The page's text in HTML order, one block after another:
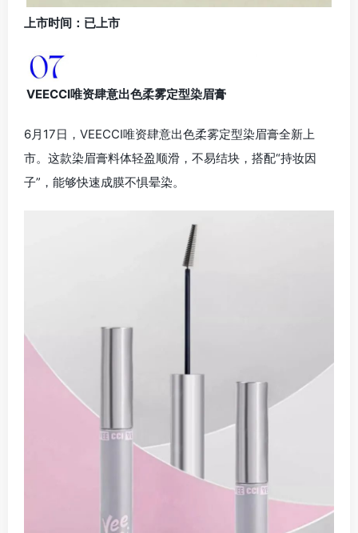
上市时间：已上市
VEECCI唯资肆意出色柔雾定型染眉膏
6月17日，VEECCI唯资肆意出色柔雾定型染眉膏全新上
市。这款染眉膏料体轻盈顺滑，不易结块，搭配“持妆因
子”，能够快速成膜不惧晕染。